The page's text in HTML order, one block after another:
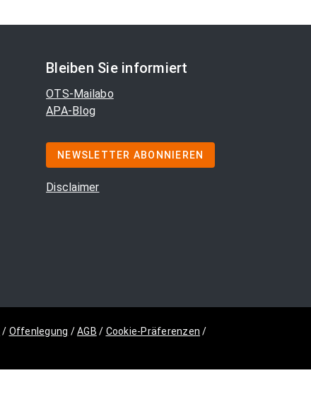
Bleiben Sie informiert
OTS-Mailabo
APA-Blog
NEWSLETTER ABONNIEREN
Disclaimer
/ Offenlegung /AGB / Cookie-Präferenzen /